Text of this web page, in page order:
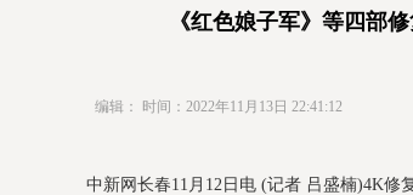
《红色娘子军》等四部
编辑： 时间：2022年11月13日 22:41:12
中新网长春11月12日电 (记者 吕盛楠)4K修